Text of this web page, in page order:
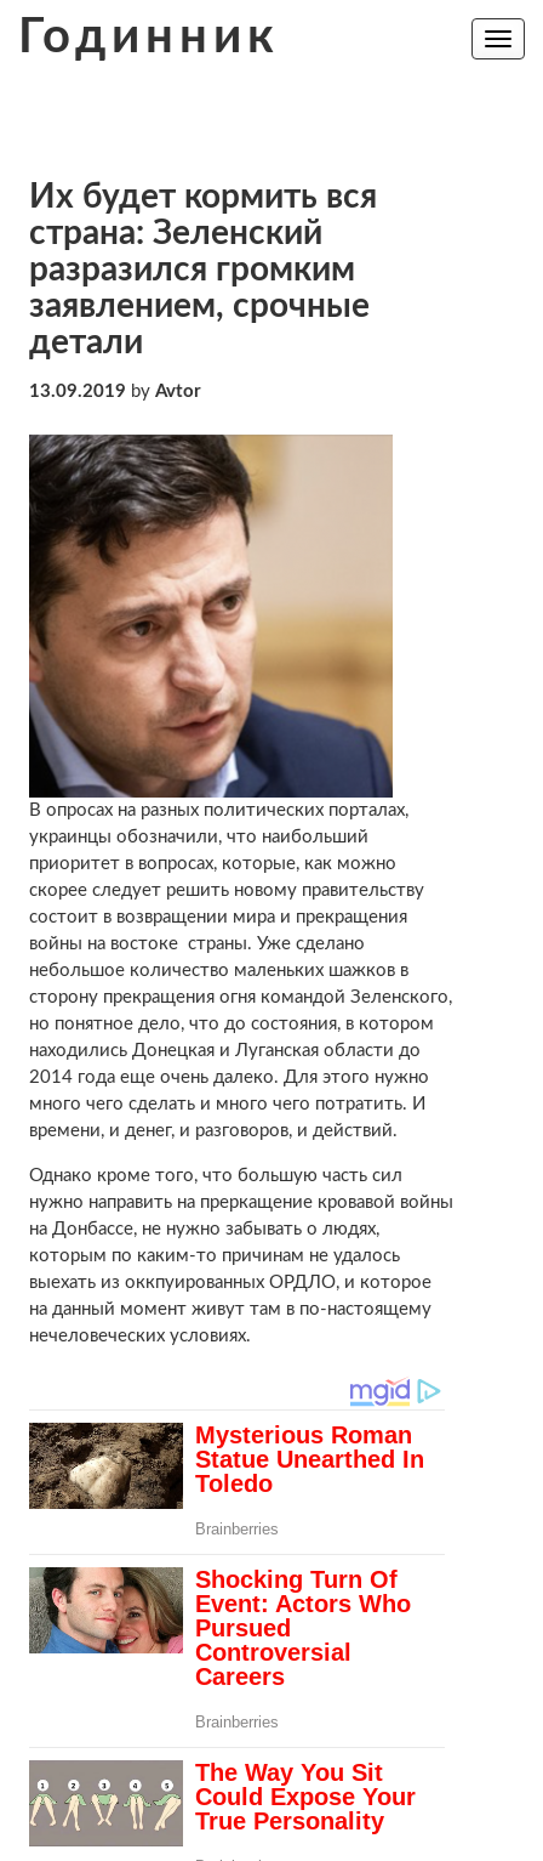
Годинник
Toggle
Их будет кормить вся
страна: Зеленский
разразился громким
заявлением, срочные
детали
13.09.2019 by Avtor
В опросах на разных политических порталах,
украинцы обозначили, что наибольший
приоритет в вопросах, которые, как можно
скорее следует решить новому правительству
состоит в возвращении мира и прекращения
войны на востоке страны. Уже сделано
небольшое количество маленьких шажков в
сторону прекращения огня командой Зеленского,
но понятное дело, что до состояния, в котором
находились Донецкая и Луганская области до
2014 года еще очень далеко. Для этого нужно
много чего сделать и много чего потратить. И
времени, и денег, и разговоров, и действий.
Однако кроме того, что большую часть сил
нужно направить на преркащение кровавой войны
на Донбассе, не нужно забывать о людях,
которым по каким-то причинам не удалось
выехать из оккпуированных ОРДЛО, и которое
на данный момент живут там в по-настоящему
нечеловеческих условиях.